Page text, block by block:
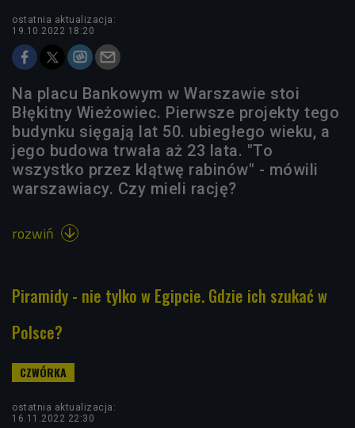
ostatnia aktualizacja:
19.10.2022 18:20
Na placu Bankowym w Warszawie stoi
Błękitny Wieżowiec. Pierwsze projekty tego
budynku sięgają lat 50. ubiegłego wieku, a
jego budowa trwała aż 23 lata. "To
wszystko przez klątwę rabinów" - mówili
warszawiacy. Czy mieli rację?
rozwiń 
Piramidy - nie tylko w Egipcie. Gdzie ich szukać w
Polsce?
ostatnia aktualizacja:
16.11.2022 22:30